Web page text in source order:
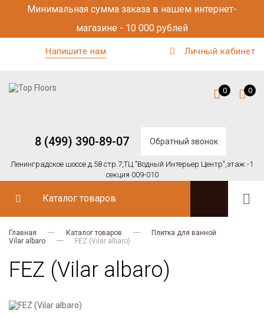
Минимальная сумма заказа в нашем интернет-
магазине - 10 000 рублей
Напишите нам Личный кабинет
8 (499) 390-89-07 Обратный звонок
Ленинградское шоссе д.58 стр.7,ТЦ "Водный Интерьер Центр",этаж -1
секция 009-010
0 0
Каталог товаров
Главная Каталог товаров
Плитка для ванной
Vilar albaro
FEZ (Vilar albaro)
FEZ (Vilar albaro)